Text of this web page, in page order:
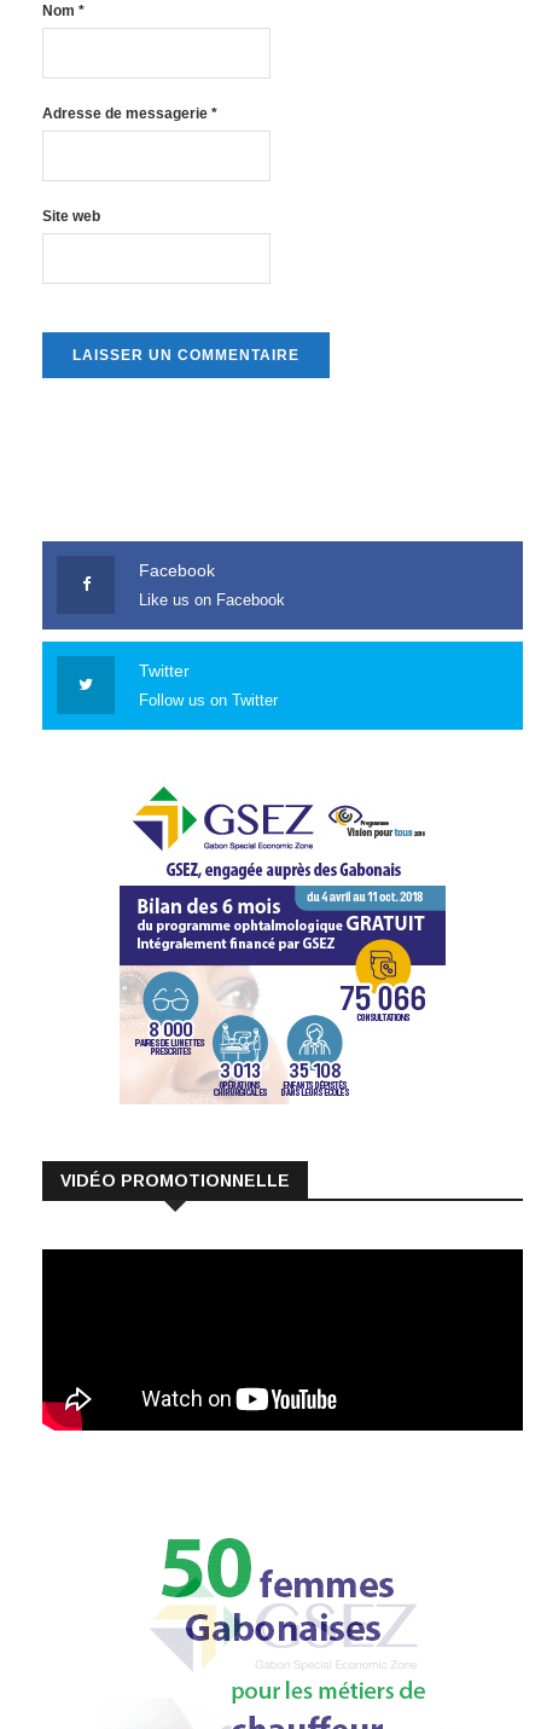
Nom *
Adresse de messagerie *
Site web
Facebook
Like us on Facebook
Twitter
Follow us on Twitter
VIDÉO PROMOTIONNELLE